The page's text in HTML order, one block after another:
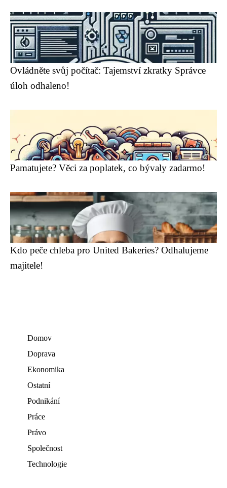
Ovládněte svůj počítač: Tajemství zkratky Správce
úloh odhaleno!
Pamatujete? Věci za poplatek, co bývaly zadarmo!
Kdo peče chleba pro United Bakeries? Odhalujeme
majitele!
Domov
Doprava
Ekonomika
Ostatní
Podnikání
Práce
Právo
Společnost
Technologie